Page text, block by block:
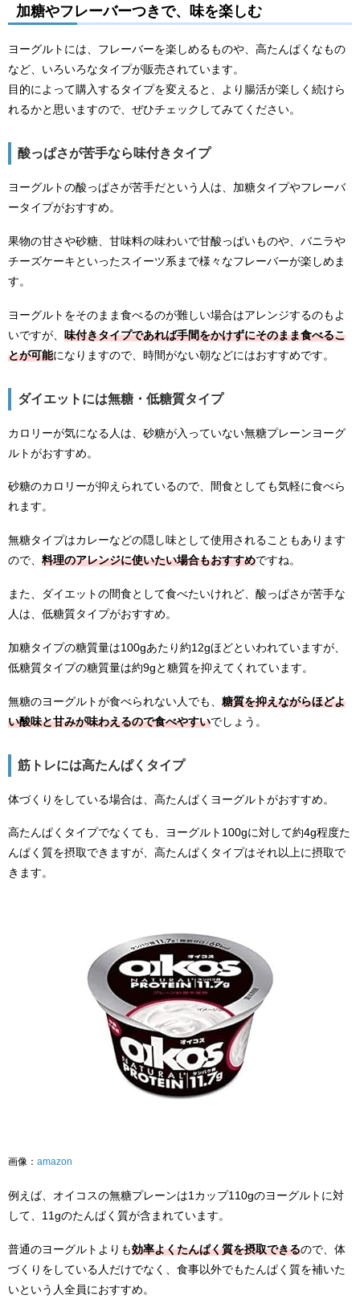
加糖やフレーバーつきで、味を楽しむ
ヨーグルトには、フレーバーを楽しめるものや、高たんぱくなもの
など、いろいろなタイプが販売されています。
目的によって購入するタイプを変えると、より腸活が楽しく続けら
れるかと思いますので、ぜひチェックしてみてください。
酸っぱさが苦手なら味付きタイプ
ヨーグルトの酸っぱさが苦手だという人は、加糖タイプやフレーバ
ータイプがおすすめ。
果物の甘さや砂糖、甘味料の味わいで甘酸っぱいものや、バニラや
チーズケーキといったスイーツ系まで様々なフレーバーが楽しめま
す。
ヨーグルトをそのまま食べるのが難しい場合はアレンジするのもよ
いですが、 味付きタイプであれば手間をかけずにそのまま食べるこ
とが可能になりますので、時間がない朝などにはおすすめです。
ダイエットには無糖・低糖質タイプ
カロリーが気になる人は、砂糖が入っていない無糖プレーンヨーグ
ルトがおすすめ。
砂糖のカロリーが抑えられているので、間食としても気軽に食べら
れます。
無糖タイプはカレーなどの隠し味として使用されることもあります
ので、 料理のアレンジに使いたい場合もおすすめですね。
また、ダイエットの間食として食べたいけれど、酸っぱさが苦手な
人は、低糖質タイプがおすすめ。
加糖タイプの糖質量は100gあたり約12gほどといわれていますが、
低糖質タイプの糖質量は約9gと糖質を抑えてくれています。
無糖のヨーグルトが食べられない人でも、 糖質を抑えながらほどよ
い酸味と甘みが味わえるので食べやすいでしょう。
筋トレには高たんぱくタイプ
体づくりをしている場合は、高たんぱくヨーグルトがおすすめ。
高たんぱくタイプでなくても、ヨーグルト100gに対して約4g程度た
んぱく質を摂取できますが、高たんぱくタイプはそれ以上に摂取で
きます。
画像： amazon
例えば、オイコスの無糖プレーンは1カップ110gのヨーグルトに対
して、11gのたんぱく質が含まれています。
普通のヨーグルトよりも効率よくたんぱく質を摂取できるので、体
づくりをしている人だけでなく、食事以外でもたんぱく質を補いた
いという人全員におすすめ。